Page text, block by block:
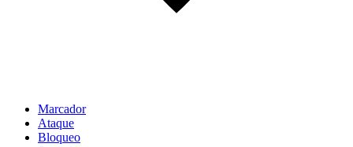
Marcador
Ataque
Bloqueo